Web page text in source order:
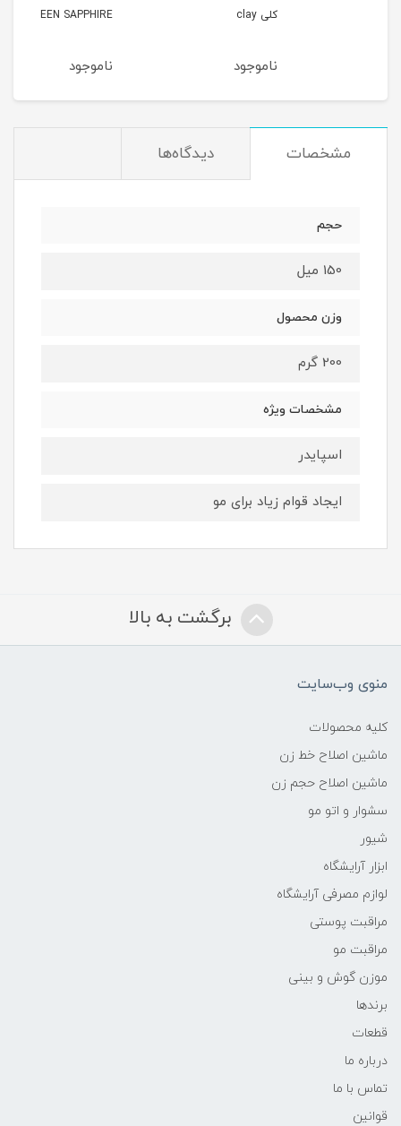
GREEN SAPPHIRE
مشخصات دیدگاه‌ها
حجم
150 میل
وزن محصول
200 گرم
مشخصات ویژه
اسپایدر
ایجاد قوام زیاد برای مو
برگشت به بالا
منوی وب‌سایت
کلیه محصولات
ماشین اصلاح خط زن
ماشین اصلاح حجم زن
سشوار و اتو مو
شیور
ابزار آرایشگاه
لوازم مصرفی آرایشگاه
مراقبت پوستی
مراقبت مو
موزن گوش و بینی
برندها
قطعات
درباره ما
تماس با ما
قوانین